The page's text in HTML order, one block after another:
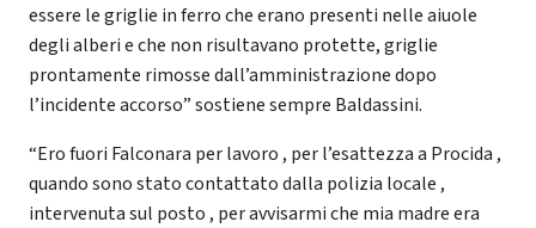
essere le griglie in ferro che erano presenti nelle aiuole
degli alberi e che non risultavano protette, griglie
prontamente rimosse dall’amministrazione dopo
l’incidente accorso” sostiene sempre Baldassini.
“Ero fuori Falconara per lavoro , per l’esattezza a Procida ,
quando sono stato contattato dalla polizia locale ,
intervenuta sul posto , per avvisarmi che mia madre era